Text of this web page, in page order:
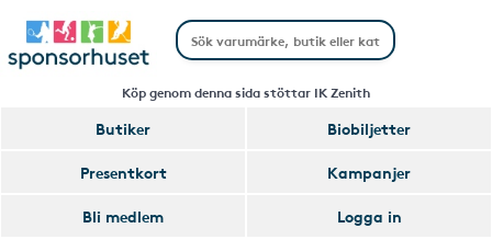
Köp genom denna sida stöttar IK Zenith
Butiker
Biobiljetter
Presentkort
Kampanjer
Bli medlem
Logga in